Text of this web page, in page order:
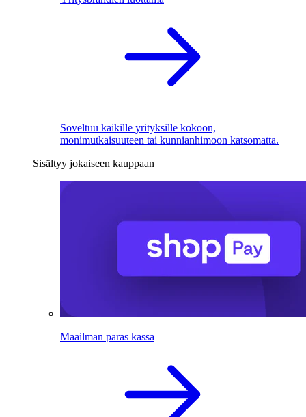
Soveltuu kaikille yrityksille kokoon,
monimutkaisuuteen tai kunnianhimoon katsomatta.
Sisältyy jokaiseen kauppaan
Maailman paras kassa